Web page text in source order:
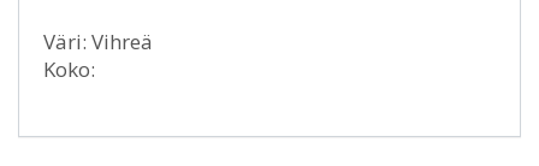
Väri: Vihreä
Koko: